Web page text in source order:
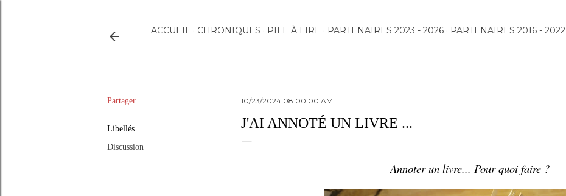
ACCUEIL CHRONIQUES PILE À LIRE PARTENAIRES 2023 - 2026 PARTENAIRES 2016 - 2022
Partager
Libellés
Discussion
10/23/2024 08:00:00 AM
J'AI ANNOTÉ UN LIVRE ...
Annoter un livre... Pour quoi faire ?